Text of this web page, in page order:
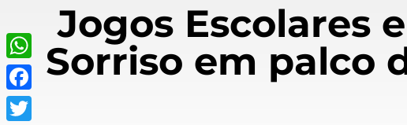
Jogos Escolares
Sorriso em palco
WhatsApp
Facebook